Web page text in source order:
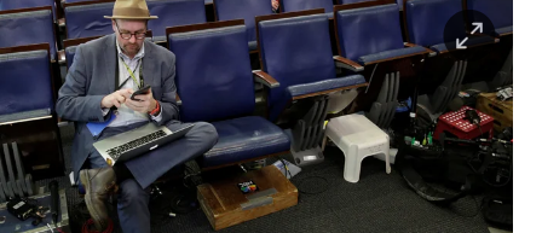
berlin
nord
wahrheit
verlag